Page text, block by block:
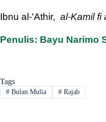
Ibnu al-'Athir, al-Kamil fi
Penulis: Bayu Narimo
Tags
#Bulan Mulia #Rajab